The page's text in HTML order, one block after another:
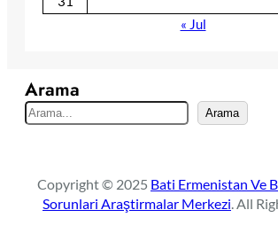
« Jul
Arama
S
e
c
h
Arama
Copyright © 2025 Bati Ermenistan Ve
Sorunlari Araştirmalar Merkezi. All